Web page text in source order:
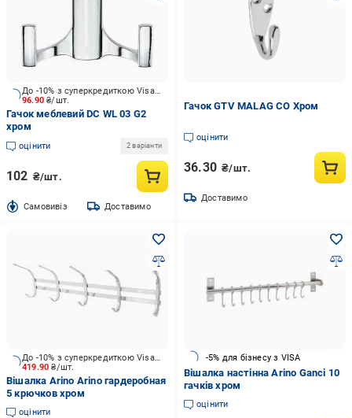
96.90₴/шт.
До -10% з суперкредиткою Visa Вигода
Гачок меблевий DC WL 03 G2
хром
оцінити 2 варіанти
102 ₴/шт.
Cамовивіз Доставимо
Гачок GTV MALAG CO Хром
оцінити
36.30 ₴/шт.
Доставимо
419.90₴/шт.
До -10% з суперкредиткою Visa Вигода
Вішалка Arino Arino гардеробная
5 крючков хром
оцінити
-5% для бізнесу з VISA
Вішалка настінна Arino Ganci 10
гачків хром
оцінити